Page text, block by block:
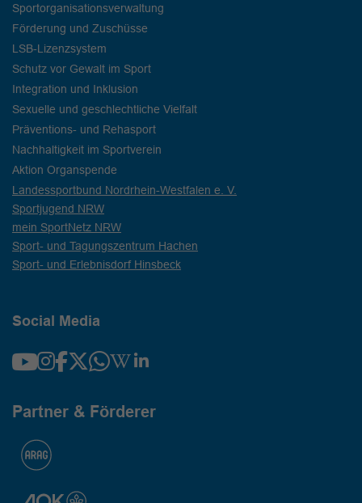
Sportorganisationsverwaltung
Förderung und Zuschüsse
LSB-Lizenzsystem
Schutz vor Gewalt im Sport
Integration und Inklusion
Sexuelle und geschlechtliche Vielfalt
Präventions- und Rehasport
Nachhaltigkeit im Sportverein
Aktion Organspende
Landessportbund Nordrhein-Westfalen e. V.
Sportjugend NRW
mein SportNetz NRW
Sport- und Tagungszentrum Hachen
Sport- und Erlebnisdorf Hinsbeck
Social Media
Partner & Förderer